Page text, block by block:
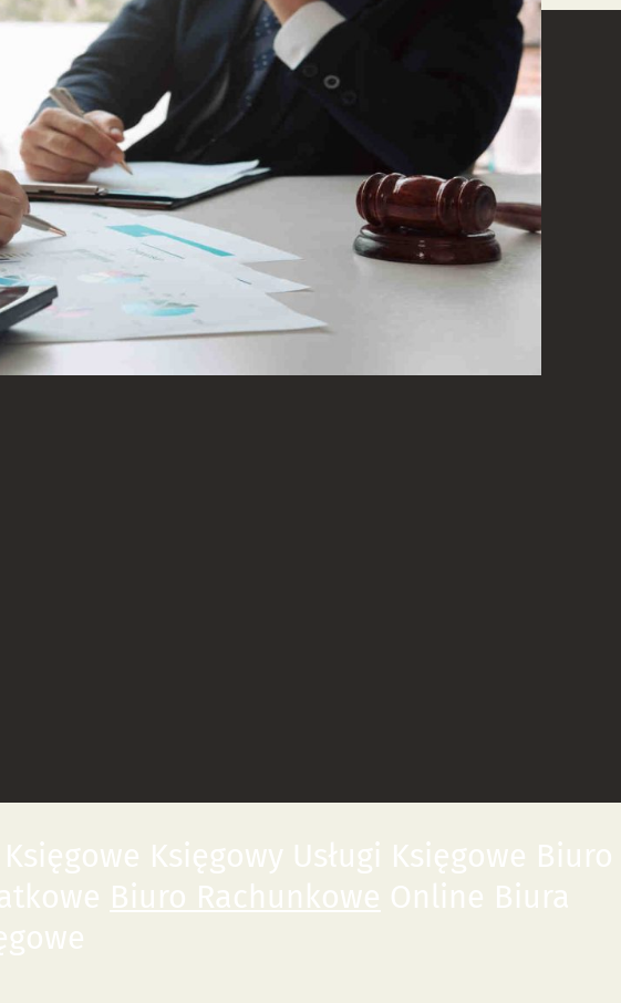
Księgowy Usługi Księgowe Biuro
Biuro Rachunkowe Online Biura